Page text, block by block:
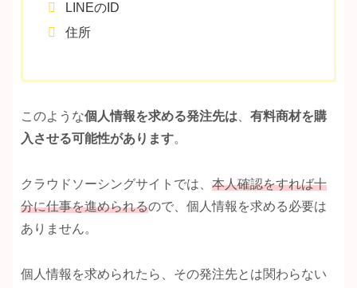
LINEのID
住所
このような個人情報を求める発注先は
有料商材を購
入させる可能性があります。
クラウドソーシングサイトでは、 本人確認をすれば十
分に仕事を進められるので、個人情報を求める必要は
ありません。
個人情報を求められたら、その発注先とは関わらない